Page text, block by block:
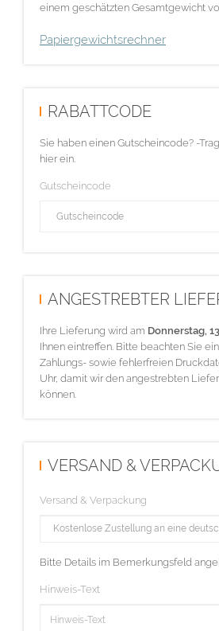
einem geschätzten Gesamtgewicht
Papiergewichtsrechner
RABATTCODE
Sie haben einen Gutscheincode? -
hier ein.
Gutscheincode
ANGESTREBTER
Ihre Lieferung wird am Donnerstag,
Ihnen eintreffen. Bitte beachten Sie
Zahlungs- sowie fehlerfreien
Uhr, damit wir den angestrebten
können.
VERSAND &
Versand & Verpackung
Bitte Details im Bemerkungsfeld
Hinweis-Text